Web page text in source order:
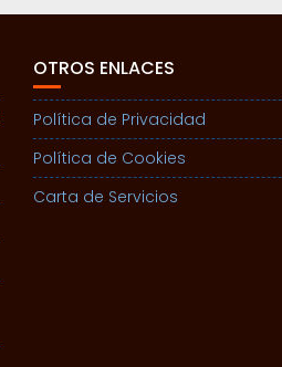
OTROS ENLACES
Política de Privacidad
Política de Cookies
Carta de Servicios